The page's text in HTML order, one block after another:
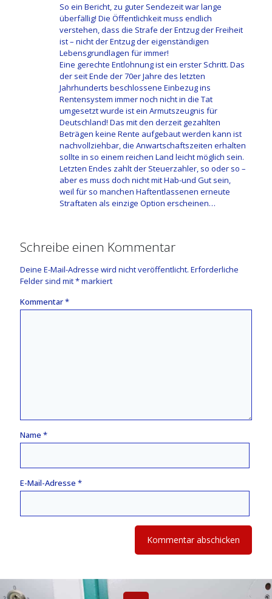
So ein Bericht, zu guter Sendezeit war lange
überfällig! Die Öffentlichkeit muss endlich
verstehen, dass die Strafe der Entzug der Freiheit
ist – nicht der Entzug der eigenständigen
Lebensgrundlagen für immer!
Eine gerechte Entlohnung ist ein erster Schritt. Das
der seit Ende der 70er Jahre des letzten
Jahrhunderts beschlossene Einbezug ins
Rentensystem immer noch nicht in die Tat
umgesetzt wurde ist ein Armutszeugnis für
Deutschland! Das mit den derzeit gezahlten
Beträgen keine Rente aufgebaut werden kann ist
nachvollziehbar, die Anwartschaftszeiten erhalten
sollte in so einem reichen Land leicht möglich sein.
Letzten Endes zahlt der Steuerzahler, so oder so –
aber es muss doch nicht mit Hab-und Gut sein,
weil für so manchen Haftentlassenen erneute
Straftaten als einzige Option erscheinen…
Schreibe einen Kommentar
Deine E-Mail-Adresse wird nicht veröffentlicht. Erforderliche
Felder sind mit*markiert
Kommentar*
Name *
E-Mail-Adresse *